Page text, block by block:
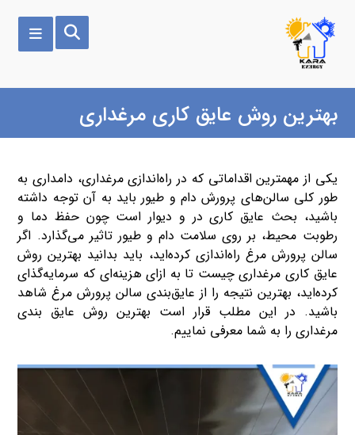
بهترین روش عایق کاری مرغداری
یکی از مهمترین اقداماتی که در راه‌اندازی مرغداری، دامداری به‌
طور کلی سالن‌های پرورش دام و طیور باید به آن توجه داشته
باشید، بحث عایق‌ کاری در و دیوار است چون حفظ دما و
رطوبت محیط، بر روی سلامت دام و طیور تاثیر می‌گذارد. اگر
سالن پرورش مرغ راه‌اندازی کرده‌اید، باید بدانید بهترین روش
عایق کاری مرغداری چیست تا به ازای هزینه‌ای که سرمایه‌گذای
کرده‌اید، بهترین نتیجه را از عایق‌بندی سالن پرورش مرغ شاهد
باشید. در این مطلب قرار است بهترین روش عایق ‌بندی
مرغداری را به شما معرفی نماییم.